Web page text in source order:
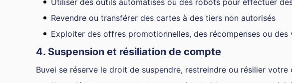
Utiliser des outils automatisés ou des robots pour effectuer
Revendre ou transférer des cartes à des tiers non autorisés
Exploiter des offres promotionnelles, des récompenses ou des
4. Suspension et résiliation de compte
Buvei se réserve le droit de suspendre, restreindre ou résilier